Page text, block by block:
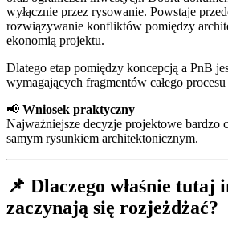
wyłącznie przez rysowanie. Powstaje
rozwiązywanie konfliktów pomiędzy
ekonomią projektu.
Dlatego etap pomiędzy koncepcją a PnB
wymagających fragmentów całego
📢 Wniosek praktyczny
Najważniejsze decyzje projektowe bardzo
samym rysunkiem architektonicznym.
📌 Dlaczego właśnie tutaj
zaczynają się rozjeżdżać?